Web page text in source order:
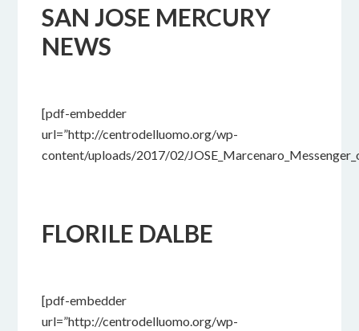
SAN JOSE MERCURY
NEWS
[pdf-embedder
url=”http://centrodelluomo.org/wp-
content/uploads/2017/02/
FLORILE DALBE
[pdf-embedder
url=”http://centrodelluomo.org/wp-